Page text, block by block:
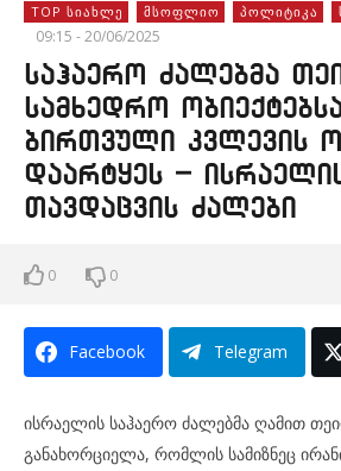
TOP ᲡᲘᲐᲮᲚᲔ ᲛᲡᲝᲤᲚᲘᲝ ᲞᲝᲚᲘᲢᲘᲙᲐ
09:15 - 20/06/2025
საჰაერო ძალებმა
სამხედრო
ბირთვული კვლევის
დაარტყეს –
თავდაცვის ძალები
0 0
Facebook Telegram
ისრაელის საჰაერო ძალებმა ღამით
განახორციელა, რომლის სამიზნეც